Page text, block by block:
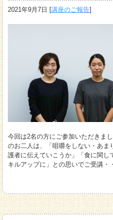
2021年9月7日 [講座のご報告]
今回は2名の方にご参加いただきま
のお二人は、「咀嚼をしない・あま
護者に伝えていこうか」「食に関し
キルアップに」との思いでご受講・